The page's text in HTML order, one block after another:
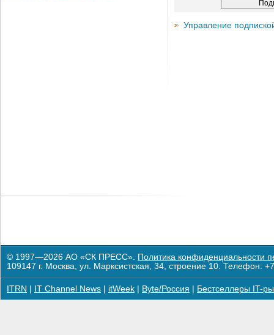
Управление
© 1997—2026 АО «СК ПРЕСС». Политика конфиденциальности
109147 г. Москва, ул. Марксистская, 34, строение 10. Телефон:
ITRN IT Channel News itWeek Byte/Россия Бестселлеры IT-